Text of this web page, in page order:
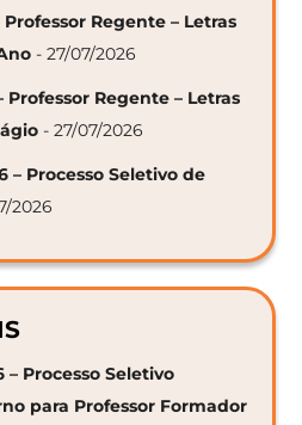
Professor Regente – Letras
- 27/07/2026
Professor Regente – Letras
- 27/07/2026
– Processo Seletivo de
2026
– Processo Seletivo
para Professor Formador